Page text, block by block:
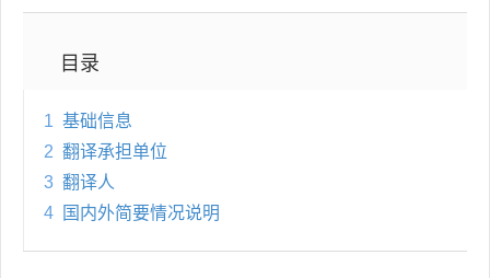
目录
1 基础信息
2 翻译承担单位
3 翻译人
4
国内外简要情况说明